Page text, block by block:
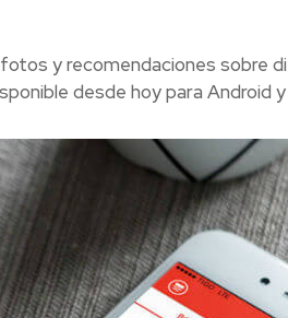
y recomendaciones sobre
desde hoy para Android y